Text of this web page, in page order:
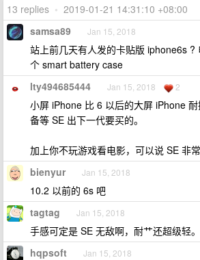
13 replies • 2019-01-21 14:31:10 +08:00
samsa89 Jan 15, 2018
站上前几天有人发的卡贴版 iphone6s ?
个 smart battery case
lty494685444 Jan 15, 2018 2
小屏 iPhone 比 6 以后的大屏 iPhone
备等 SE 出下一代要买的。
加上你不玩游戏看电影，可以说 SE 非常
bienyur Jan 15, 2018
10.2 以前的 6s 吧
tagtag Jan 15, 2018
手感可定是 SE 无敌啊，耐艹还超级轻。
hqpsoft Jan 15, 2018